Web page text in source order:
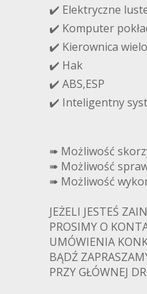
✔️ Elektryczne
✔️ Komputer
✔️ Kierownica
✔️ Hak
✔️ ABS,ESP
✔️ Inteligentny
➠ Możliwość
➠ Możliwość
➠ Możliwość
JEŻELI JESTEŚ
PROSIMY O
UMÓWIENIA
BĄDŹ
PRZY GŁÓWNEJ